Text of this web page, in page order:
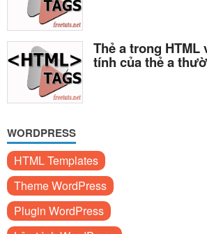
Thẻ a trong HTML
tính của thẻ a
WORDPRESS
HTML Templates
Theme WordPress
Plugin WordPress